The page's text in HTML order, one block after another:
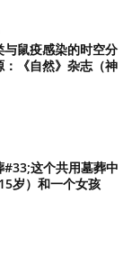
鼠疫感染的时空分
《自然》杂志（神
这个共用墓葬中
岁）和一个女孩